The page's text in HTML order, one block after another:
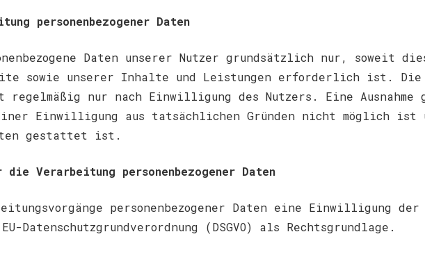
personenbezogener Daten
Daten unserer Nutzer grundsätzlich nur, soweit
sowie unserer Inhalte und Leistungen erforderlich ist. Die
regelmäßig nur nach Einwilligung des Nutzers. Eine
Einwilligung aus tatsächlichen Gründen nicht möglich ist
gestattet ist.
Verarbeitung personenbezogener Daten
personenbezogener Daten eine Einwilligung
(DSGVO) als Rechtsgrundlage.